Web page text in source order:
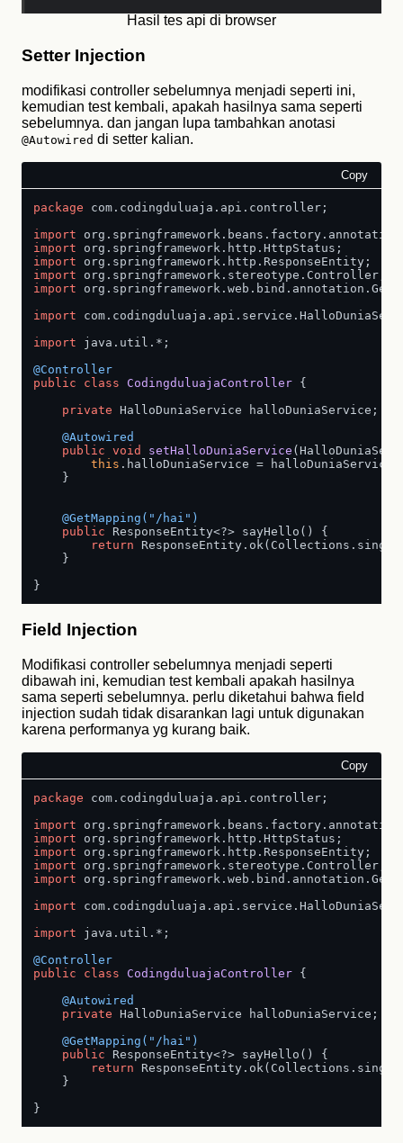
Hasil tes api di browser
Setter Injection
modifikasi controller sebelumnya menjadi seperti ini,
kemudian test kembali, apakah hasilnya sama seperti
sebelumnya. dan jangan lupa tambahkan anotasi
@Autowired di setter kalian.
Copy
package com.codingduluaja.api.controller;
import
import
import
import
import
import
import java.util.*;
@Controller
public
class CodingduluajaController {
private HalloDuniaService halloDuniaService;
@Autowired
public void setHalloDuniaService
this .halloDuniaService = halloDuniaService;
    }
@GetMapping("/hai")
public ResponseEntity<?> sayHello() {
return
    }
Field Injection
Modifikasi controller sebelumnya menjadi seperti
dibawah ini, kemudian test kembali apakah hasilnya
sama seperti sebelumnya. perlu diketahui bahwa field
injection sudah tidak disarankan lagi untuk digunakan
karena performanya yg kurang baik.
Copy
package com.codingduluaja.api.controller;
import
import
import
import
import
import
import java.util.*;
@Controller
public
class CodingduluajaController {
@Autowired
private HalloDuniaService halloDuniaService;
@GetMapping("/hai")
public ResponseEntity<?> sayHello() {
return
    }